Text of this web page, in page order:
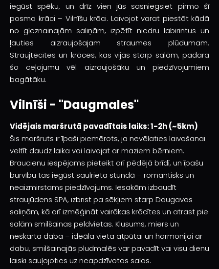
iegūst spēku, un drīz vien jūs sasniegsiet pirmo šī
posma krāci – Vilnīšu krāci. Laivojot varat piestāt kādā
no gleznainajām saliņām, izpētīt niedru labirintus un
ļauties aizraujošajam straumes plūdumam.
Straujtecītes un krāces, kas vijās starp salām, padara
šo ceļojumu vēl aizraujošāku un piedzīvojumiem
bagātāku.
Vilnīši - "Daugmales"
Vidējais maršrutā pavadītais laiks: 1-2h (~5km)
Šis maršruts ir īpaši piemērots, ja nevēlaties laivošanai
veltīt daudz laika vai laivojat ar maziem bērniem.
Braucienu iespējams pieteikt arī pēdējā brīdī, un īpašu
burvību tas iegūst saulrieta stundā – romantisks un
neaizmirstams piedzīvojums. Iesakām izbaudīt
straujūdens SPA, izbrist pa sēkļiem starp Daugavas
saliņām, kā arī izmēģināt vairākas krācītes un atrast pie
salām smilšainas peldvietas. Klusums, miers un
neskarta daba – ideāla vieta atpūtai un harmonijai ar
dabu, smilšainajās pludmalēs var pavadīt vai visu dienu
laiski sauļojoties uz neapdzīvotas salas.